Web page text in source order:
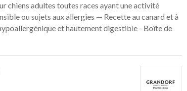
chiens adultes toutes races ayant une activité
ou sujets aux allergies — Recette au canard et à
et hautement digestible - Boîte de